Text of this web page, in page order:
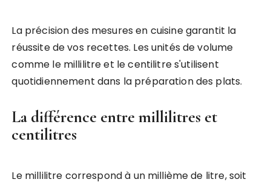
La précision des mesures en cuisine garantit la
réussite de vos recettes. Les unités de volume
comme le millilitre et le centilitre s'utilisent
quotidiennement dans la préparation des plats.
La différence entre millilitres et
centilitres
Le millilitre correspond à un millième de litre, soit